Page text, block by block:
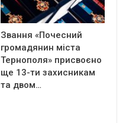
Звання «Почесний
громадянин міста
Тернополя» присвоєно
ще 13-ти захисникам
та двом…